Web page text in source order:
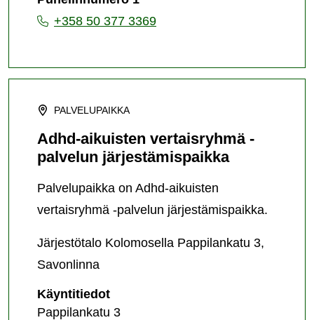
+358 50 377 3369
PALVELUPAIKKA
Adhd-aikuisten vertaisryhmä -
palvelun järjestämispaikka
Palvelupaikka on Adhd-aikuisten
vertaisryhmä -palvelun järjestämispaikka.
Järjestötalo Kolomosella Pappilankatu 3,
Savonlinna
KäyntitiedotAdhd-
aikuisten
Pappilankatu 3